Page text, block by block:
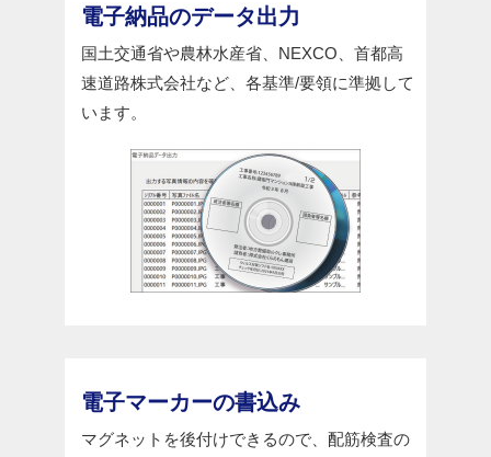
電子納品のデータ出力
国土交通省や農林水産省、NEXCO、首都高
速道路株式会社など、各基準/要領に準拠して
います。
電子マーカーの書込み
マグネットを後付けできるので、配筋検査の